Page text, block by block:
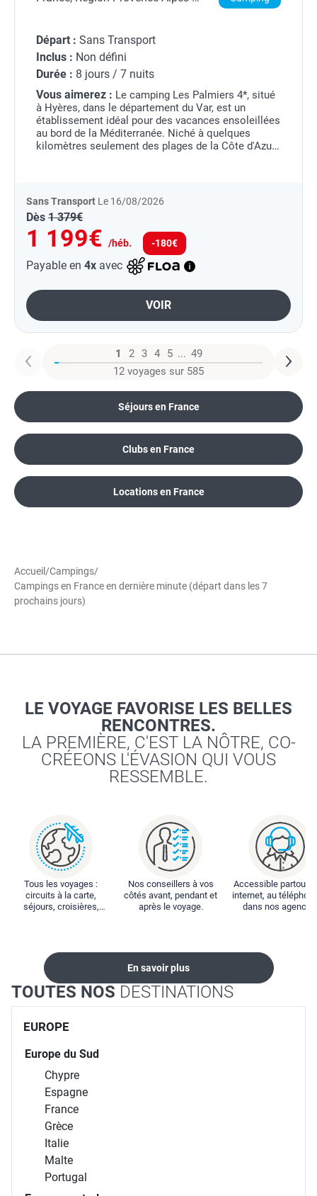
Départ : Sans Transport
Inclus : Non défini
Durée : 8 jours / 7 nuits
Vous aimerez : Le camping Les Palmiers 4*, situé
à Hyères, dans le département du Var, est un
établissement idéal pour des vacances ensoleillées
au bord de la Méditerranée. Niché à quelques
kilomètres seulement des plages de la Côte d'Azur,
Sans Transport Le 16/08/2026
Dès 1 379€
1 199€ /héb. -180€
Payable en 4x avec
VOIR
1 2 3 4 5 ... 49
12 voyages sur 585
Séjours en France
Clubs en France
Locations en France
Accueil/Campings/
Campings en France en dernière minute (départ dans les 7
prochains jours)
LE VOYAGE FAVORISE LES BELLES
RENCONTRES.
LA PREMIÈRE, C'EST LA NÔTRE, CO-
CRÉEONS L'ÉVASION QUI VOUS
RESSEMBLE.
Tous les voyages :
circuits à la carte,
séjours, croisières,
Nos conseillers à vos
côtés avant, pendant et
après le voyage.
Accessible partout :
internet, au
dans nos
En savoir plus
TOUTES NOS DESTINATIONS
EUROPE
Europe du Sud
Chypre
Espagne
France
Grèce
Italie
Malte
Portugal